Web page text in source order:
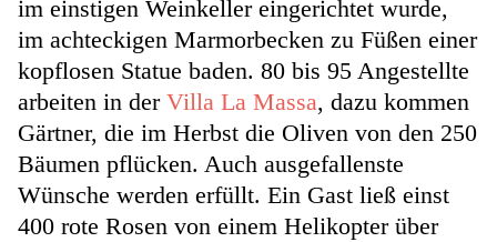
im einstigen Weinkeller eingerichtet wurde,
im achteckigen Marmorbecken zu Füßen einer
kopflosen Statue baden. 80 bis 95 Angestellte
arbeiten in der Villa La Massa, dazu kommen
Gärtner, die im Herbst die Oliven von den 250
Bäumen pflücken. Auch ausgefallenste
Wünsche werden erfüllt. Ein Gast ließ einst
400 rote Rosen von einem Helikopter über